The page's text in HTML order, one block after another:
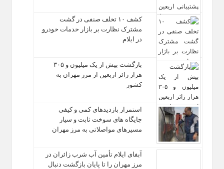
کشف ۱۰ تخلف صنفی در گشت
مشترک نظارت بر بازار خدمات خودرو
در ایلام
بازگشت بیش از یک میلیون و ۳۰۵
هزار زائر اربعین از مرز مهران به
کشور
استمرار بازدیدهای کمی و کیفی
جایگاه‌ های سوخت ثابت و سیار
مسیرهای مواصلاتی به مرز مهران
آبفای ایلام تأمین آب شرب زائران در
مرز مهران را تا پایان بازگشت دنبال